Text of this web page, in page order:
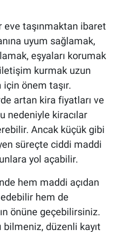
eve taşınmaktan ibaret
uyum sağlamak,
eşyaları korumak
kurmak uzun
önem taşır.
artan kira fiyatları ve
nedeniyle kiracılar
Ancak küçük gibi
süreçte ciddi maddi
yol açabilir.
hem maddi açıdan
hem de
önüne geçebilirsiniz.
bilmeniz, düzenli kayıt